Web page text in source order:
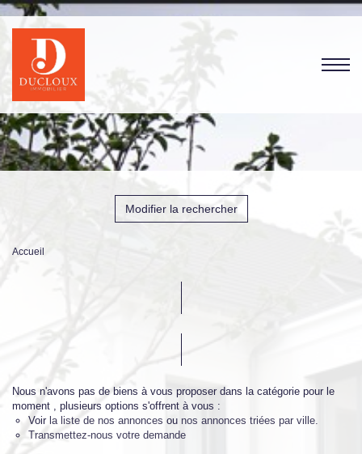
Modifier la rechercher
Accueil
Nous n'avons pas de biens à vous proposer dans la catégorie pour le
moment , plusieurs options s'offrent à vous :
Voir la liste de nos annonces ou nos annonces triées par ville.
Transmettez-nous votre demande